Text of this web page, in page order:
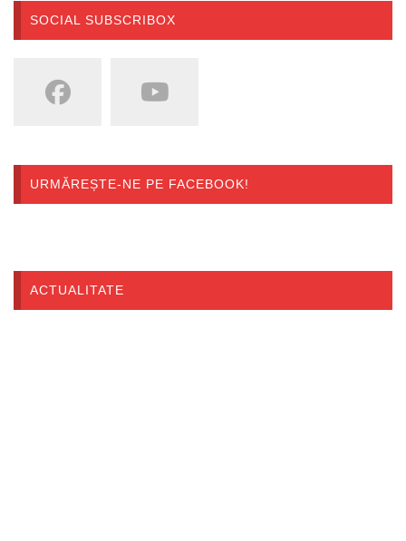
SOCIAL SUBSCRIBOX
URMĂREȘTE-NE PE FACEBOOK!
ACTUALITATE